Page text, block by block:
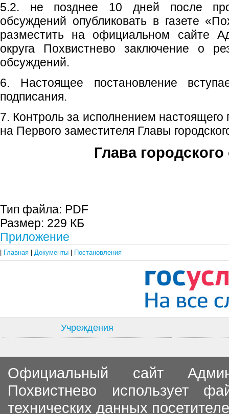
5.2. не позднее 10 дней после
обсуждений опубликовать в газете
разместить на официальном сайте
округа Похвистнево заключение о
обсуждений.
6. Настоящее постановление
подписания.
7. Контроль за исполнением настоящего
на Первого заместителя Главы
Глава городского
Тип файла: PDF
Размер: 229 КБ
Приложение
Главная Документы Постановления
Учреждения
Официальный сайт
Похвистнево использует
технических данных